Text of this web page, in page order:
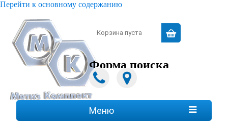
Перейти к основному содержанию
Корзина пуста
Форма поиска
Меню